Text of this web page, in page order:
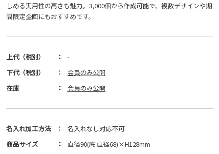
しめる実用性の高さも魅力。3,000個から作成可能で、複数デザインや期
間限定企画にもおすすめです。
上代（税別） ：
-
下代（税別）
：
会員のみ公開
在庫
： 会員のみ公開
名入れ加工方法 ：
名入れなし対応不可
商品サイズ
：
直径90(底:直径68)×H128mm